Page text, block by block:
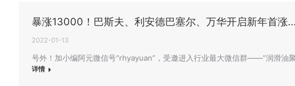
暴涨13000！巴斯夫、利安德巴塞尔、万华开启新年首涨
2022-01-13
号外！加小编阿元微信号“rhyayuan”，受邀进入行业最大微信群——“润滑油
详情